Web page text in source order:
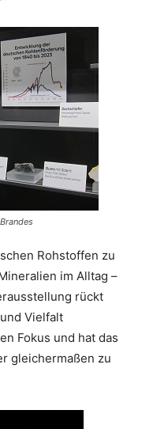
Rohstoffen zu
im Alltag –
rückt
Vielfalt
Fokus und hat das
gleichermaßen zu